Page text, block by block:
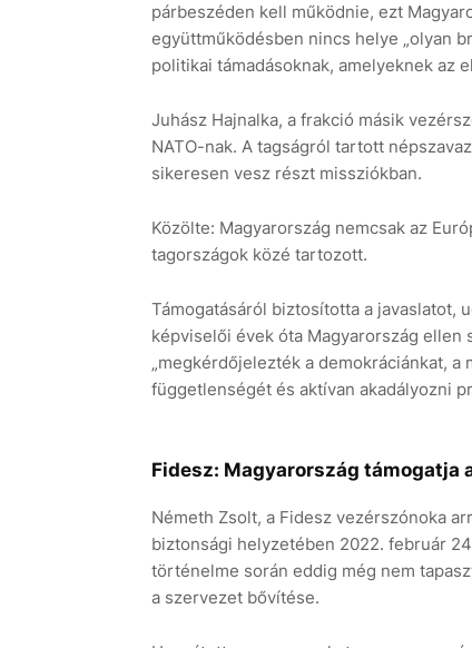
párbeszéden kell működnie, ezt
együttműködésben nincs helye „olyan
politikai támadásoknak, amelyeknek az
Juhász Hajnalka, a frakció másik
NATO-nak. A tagságról tartott
sikeresen vesz részt missziókban.
Közölte: Magyarország nemcsak az
tagországok közé tartozott.
Támogatásáról biztosította a javaslatot,
képviselői évek óta Magyarország ellen
„megkérdőjelezték a demokráciánkat, a
függetlenségét és aktívan akadályozni
Fidesz: Magyarország támogatja
Németh Zsolt, a Fidesz vezérszónoka
biztonsági helyzetében 2022. február
történelme során eddig még nem
a szervezet bővítése.